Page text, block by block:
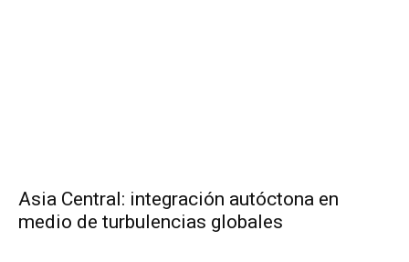
Asia Central: integración autóctona en
medio de turbulencias globales